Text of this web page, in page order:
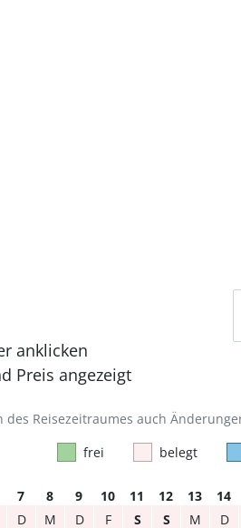
anklicken
Preis angezeigt
des Reisezeitraumes auch
frei
belegt
7 8 9 10 11 12 13 14
D M D F S S M D